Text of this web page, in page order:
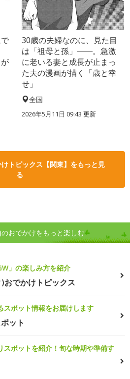
30歳の夫婦なのに、見た目
は「祖母と孫」――。急激
に老いる妻と成長が止まっ
た夫の漫画が描く「歳と幸
せ」
全国
2026年5月11日 09:43 更新
トピックス【関東】をもっと見
る
おでかけをもっと楽しむ
」の楽しみ方を紹介
おでかけトピックス
スポット情報をお届けします
ット
スポットを紹介！旬な時期や準備す